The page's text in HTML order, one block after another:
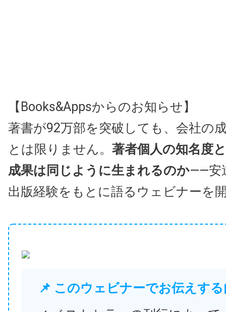
【Books&Appsからのお知らせ】
著書が92万部を突破しても、会社の
とは限りません。 著者個人の知名度
成果は同じように生まれるのか——安
出版経験をもとに語るウェビナーを
📌 このウェビナーでお伝えす